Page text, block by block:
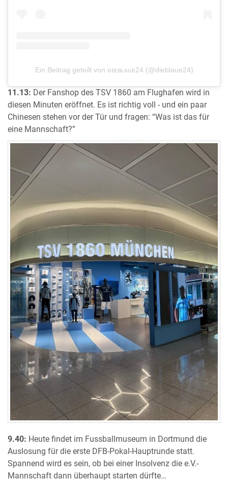
Ein Beitrag geteilt von ᴅɪᴇʙʟᴀᴜᴇ24 (@dieblaue24)
11.13: Der Fanshop des TSV 1860 am Flughafen wird in
diesen Minuten eröffnet. Es ist richtig voll - und ein paar
Chinesen stehen vor der Tür und fragen: “Was ist das für
eine Mannschaft?”
9.40: Heute findet im Fussballmuseum in Dortmund die
Auslosung für die erste DFB-Pokal-Hauptrunde statt.
Spannend wird es sein, ob bei einer Insolvenz die e.V.-
Mannschaft dann überhaupt starten dürfte…